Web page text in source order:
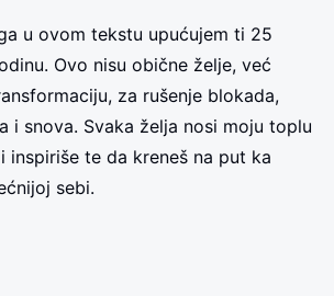
u ovom tekstu upućujem ti 25
Ovo nisu obične želje, već
za rušenje blokada,
i snova. Svaka želja nosi moju toplu
inspiriše te da kreneš na put ka
sebi.